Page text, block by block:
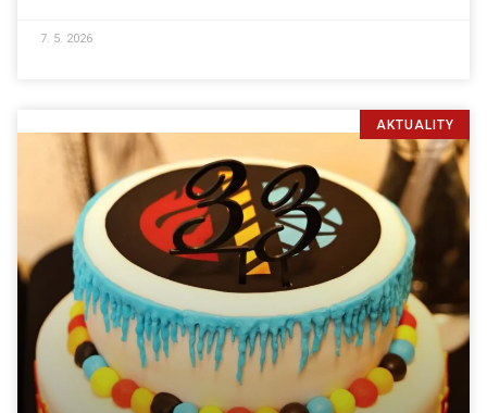
7. 5. 2026
AKTUALITY